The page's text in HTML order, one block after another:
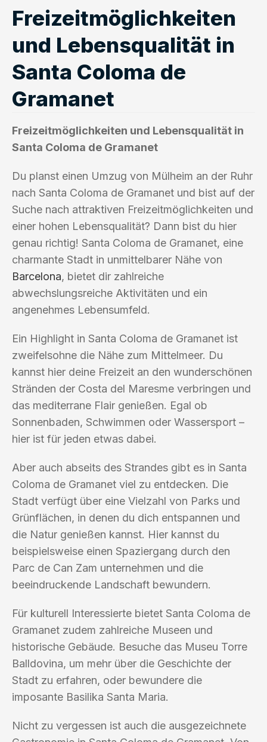
Freizeitmöglichkeiten
und Lebensqualität in
Santa Coloma de
Gramanet
Freizeitmöglichkeiten und Lebensqualität in
Santa Coloma de Gramanet
Du planst einen Umzug von Mülheim an der Ruhr
nach Santa Coloma de Gramanet und bist auf der
Suche nach attraktiven Freizeitmöglichkeiten und
einer hohen Lebensqualität? Dann bist du hier
genau richtig! Santa Coloma de Gramanet, eine
charmante Stadt in unmittelbarer Nähe von
Barcelona, bietet dir zahlreiche
abwechslungsreiche Aktivitäten und ein
angenehmes Lebensumfeld.
Ein Highlight in Santa Coloma de Gramanet ist
zweifelsohne die Nähe zum Mittelmeer. Du
kannst hier deine Freizeit an den wunderschönen
Stränden der Costa del Maresme verbringen und
das mediterrane Flair genießen. Egal ob
Sonnenbaden, Schwimmen oder Wassersport –
hier ist für jeden etwas dabei.
Aber auch abseits des Strandes gibt es in Santa
Coloma de Gramanet viel zu entdecken. Die
Stadt verfügt über eine Vielzahl von Parks und
Grünflächen, in denen du dich entspannen und
die Natur genießen kannst. Hier kannst du
beispielsweise einen Spaziergang durch den
Parc de Can Zam unternehmen und die
beeindruckende Landschaft bewundern.
Für kulturell Interessierte bietet Santa Coloma de
Gramanet zudem zahlreiche Museen und
historische Gebäude. Besuche das Museu Torre
Balldovina, um mehr über die Geschichte der
Stadt zu erfahren, oder bewundere die
imposante Basilika Santa Maria.
Nicht zu vergessen ist auch die ausgezeichnete